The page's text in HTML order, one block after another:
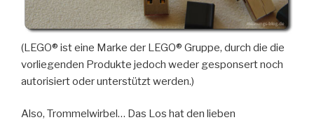
(LEGO® ist eine Marke der LEGO® Gruppe, durch die die
vorliegenden Produkte jedoch weder gesponsert noch
autorisiert oder unterstützt werden.)
Also, Trommelwirbel… Das Los hat den lieben